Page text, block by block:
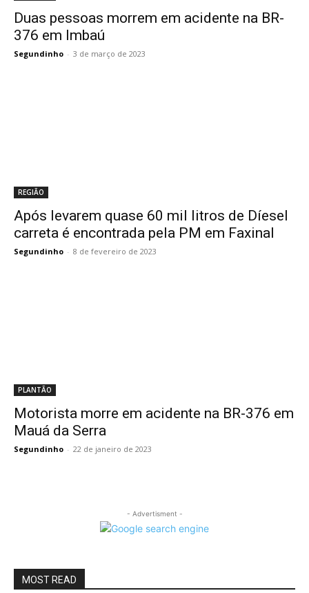
Duas pessoas morrem em acidente na BR-
376 em Imbaú
Segundinho - 3 de março de 2023
REGIÃO
Após levarem quase 60 mil litros de Díesel
carreta é encontrada pela PM em Faxinal
Segundinho - 8 de fevereiro de 2023
PLANTÃO
Motorista morre em acidente na BR-376 em
Mauá da Serra
Segundinho - 22 de janeiro de 2023
- Advertisment -
MOST READ